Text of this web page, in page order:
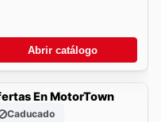
Abrir catálogo
En MotorTown
Caducado